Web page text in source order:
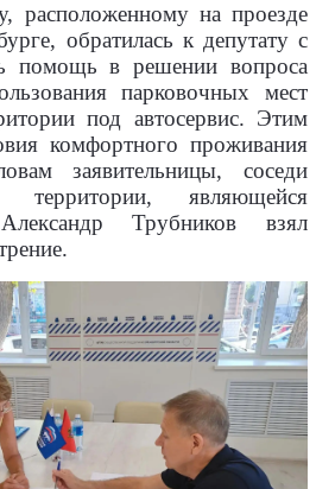
расположенному на проезде
обратилась к депутату с
помощь в решении вопроса
парковочных мест
под автосервис. Этим
комфортного проживания
заявительницы, соседи
территории, являющейся
Трубников взял